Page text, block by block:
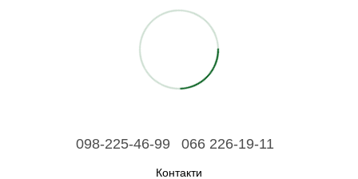
098-225-46-99 066 226-19-11
Контакти